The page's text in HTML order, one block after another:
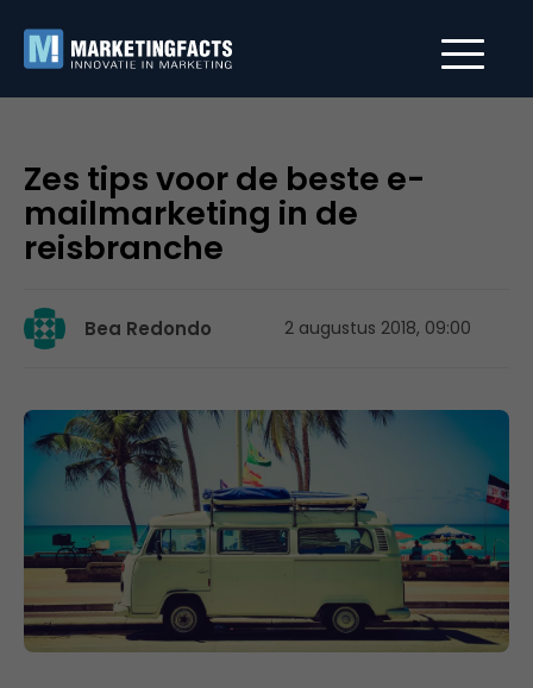
Zes tips voor de beste e-
mailmarketing in de
reisbranche
Bea Redondo 2 augustus 2018, 09:00